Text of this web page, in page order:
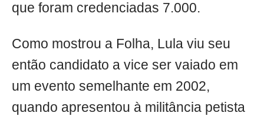
que foram credenciadas 7.000.
Como mostrou a Folha, Lula viu seu
então candidato a vice ser vaiado em
um evento semelhante em 2002,
quando apresentou à militância petista